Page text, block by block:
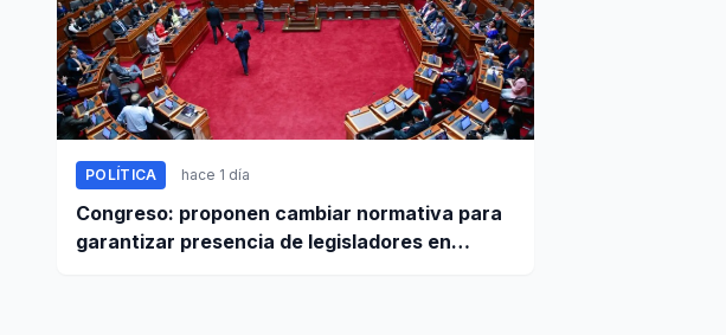
POLÍTICA hace 1 día
Congreso: proponen cambiar normativa para
garantizar presencia de legisladores en